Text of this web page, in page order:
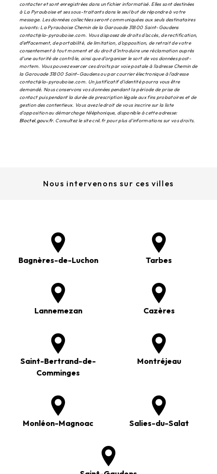
contacter et sont enregistrées dans un fichier informatisé. Elles sont destinées
à La Pyrauboise et ses sous-traitants dans le seul but de répondre à votre
message. Les données collectées seront communiquées aux seuls destinataires
suivants: La Pyrauboise Chemin de la Garouade 31800 Saint-Gaudens
contact@la-pyrauboise.com. Vous disposez de droits d’accès, de rectification,
d’effacement, de portabilité, de limitation, d’opposition, de retrait de votre
consentement à tout moment et du droit d’introduire une réclamation auprès
d’une autorité de contrôle, ainsi que d’organiser le sort de vos données post-
mortem. Vous pouvez exercer ces droits par voie postale à l'adresse Chemin de
la Garouade 31800 Saint-Gaudens ou par courrier électronique à l'adresse
contact@la-pyrauboise.com. Un justificatif d'identité pourra vous être
demandé. Nous conservons vos données pendant la période de prise de
contact puis pendant la durée de prescription légale aux fins probatoires et de
gestion des contentieux. Vous avez le droit de vous inscrire sur la liste
d'opposition au démarchage téléphonique, disponible à cette adresse:
Bloctel.gouv.fr. Consultez le site cnil.fr pour plus d’informations sur vos droits.
Nous intervenons sur ces villes
Bagnères-de-Luchon Tarbes
Lannemezan Cazères
Saint-Bertrand-de-
Comminges
Montréjeau
Monléon-Magnoac Salies-du-Salat